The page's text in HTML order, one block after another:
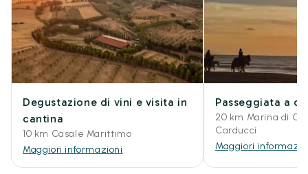
Degustazione di vini e visita in
cantina
10 km Casale Marittimo
Maggiori informazioni
Passeggiata a
20 km Marina di
Carducci
Maggiori